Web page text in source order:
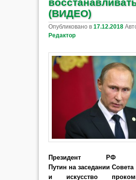
(ВИДЕО)
Опубликовано в 17.12.2018
Редактор
Президент РФ
Путин на заседании Совета
и искусство